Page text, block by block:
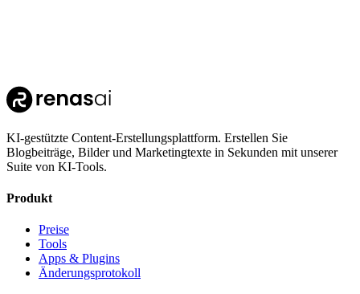
KI-gestützte Content-Erstellungsplattform. Erstellen Sie
Blogbeiträge, Bilder und Marketingtexte in Sekunden mit unserer
Suite von KI-Tools.
Produkt
Preise
Tools
Apps & Plugins
Änderungsprotokoll